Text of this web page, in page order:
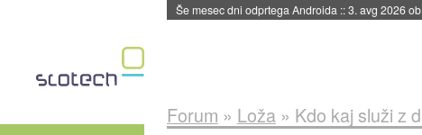
Še mesec dni odprtega Androida ::3. avg 2026
Forum » Loža» Kdo kaj služi z